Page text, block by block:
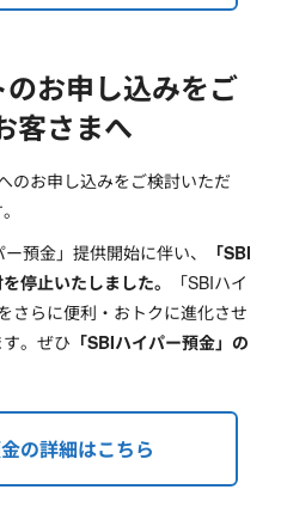
お申し込みをご
客さまへ
のお申し込みをご検討いただ
預金」提供開始に伴い、
「SBI
停止いたしました。
「SBIハイ
さらに便利・おトクに進化させ
。ぜひ 「SBIハイパー預金」の
の詳細はこちら